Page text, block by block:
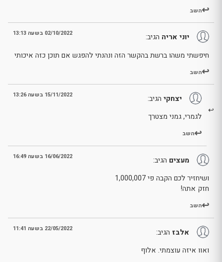
השב
יוני אריה הגיב: 02/10/2022 בשעה 13:13
חיפשתי משהו ברשת בהקשר הזה ונהנתי להפגש אם תוכן כזה איכותי
השב
יצחקי הגיב: 15/11/2022 בשעה 13:26
לגמרי, גמני מצטרך
השב
מעצים הגיב: 16/06/2022 בשעה 16:49
ושיחזיר לכם הקבה פי 1,000,007
חזק אתה!
השב
אלבז הגיב: 22/05/2022 בשעה 11:41
ואוו איזה עוצמתי. אלוף